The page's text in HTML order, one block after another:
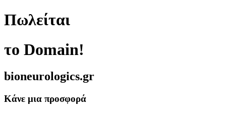
Πωλείται
το Domain!
bioneurologics.gr
Κάνε μια προσφορά